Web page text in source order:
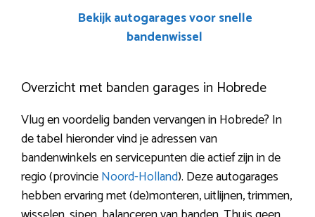
Bekijk autogarages voor snelle
bandenwissel
Overzicht met banden garages in Hobrede
Vlug en voordelig banden vervangen in Hobrede? In
de tabel hieronder vind je adressen van
bandenwinkels en servicepunten die actief zijn in de
regio (provincieNoord-Holland). Deze autogarages
hebben ervaring met (de)monteren, uitlijnen, trimmen,